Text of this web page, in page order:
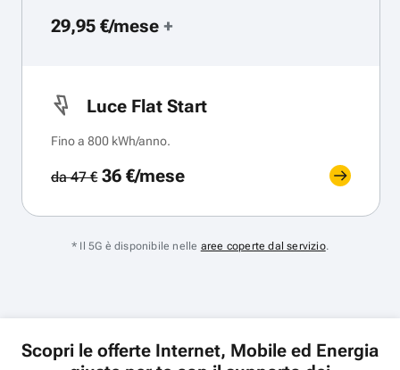
29,95 €/mese +
Luce Flat Start
Fino a 800 kWh/anno.
da 47 €36 €/mese
* Il 5G è disponibile nelle aree coperte dal servizio.
Scopri le offerte Internet, Mobile ed Energia